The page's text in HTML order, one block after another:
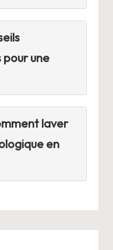
pour une
laver
en